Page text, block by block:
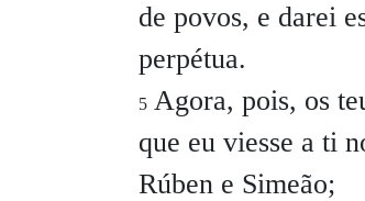
de povos, e darei
perpétua.
5 Agora, pois, os
que eu viesse a ti
Rúben e Simeão;